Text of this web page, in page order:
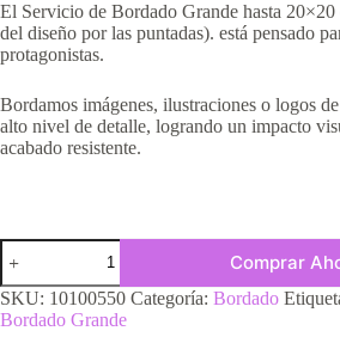
El Servicio de Bordado Grande hasta 20×20
del diseño por las puntadas). está pensado
protagonistas.
Bordamos imágenes, ilustraciones o logos
alto nivel de detalle, logrando un impacto
acabado resistente.
Comprar
SKU: 10100550 Categoría: Bordado
Bordado Grande